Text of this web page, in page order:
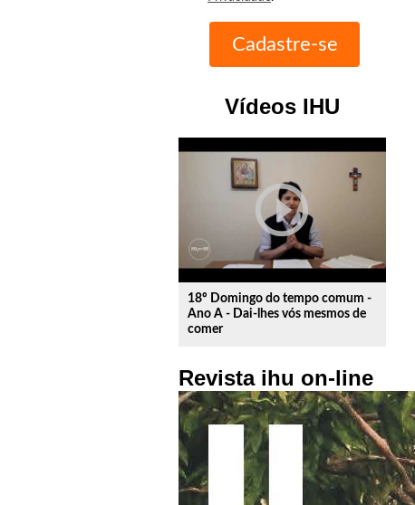
Vídeos IHU
play_circle_outline
18º Domingo do tempo comum -
Ano A - Dai-lhes vós mesmos de
comer
Revista ihu on-line